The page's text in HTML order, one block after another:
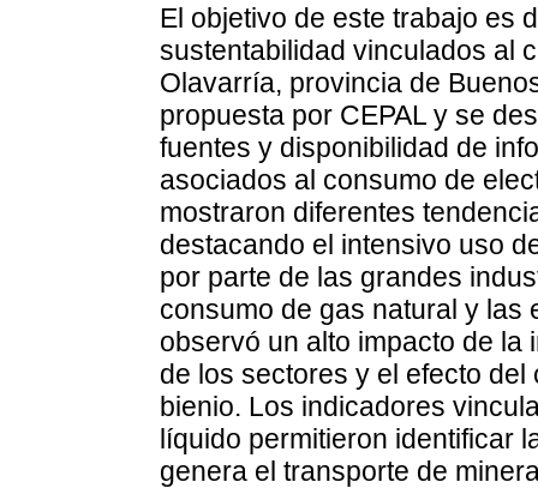
El objetivo de este trabajo es
sustentabilidad vinculados al
Olavarría, provincia de
propuesta por CEPAL y se
fuentes y disponibilidad de
asociados al consumo de
mostraron diferentes
destacando el intensivo uso
por parte de las grandes
consumo de gas natural y las
observó un alto impacto de la
de los sectores y el efecto
bienio. Los indicadores
líquido permitieron identificar
genera el transporte de